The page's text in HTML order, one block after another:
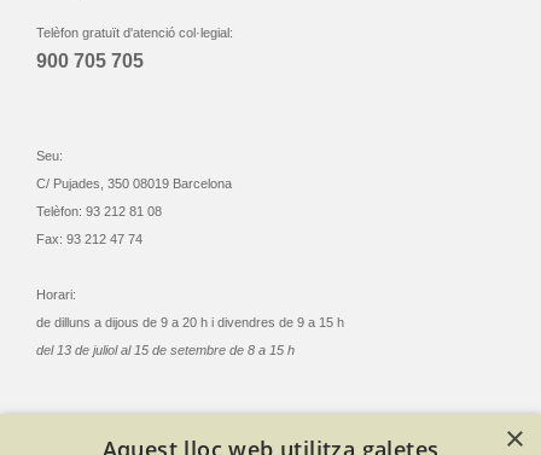
Telèfon gratuït d'atenció col·legial:
900 705 705
Seu:
C/ Pujades, 350 08019 Barcelona
Telèfon: 93 212 81 08
Fax: 93 212 47 74
Horari:
de dilluns a dijous de 9 a 20 h i divendres de 9 a 15 h
del 13 de juliol al 15 de setembre de 8 a 15 h
×
Aquest lloc web utilitza galetes